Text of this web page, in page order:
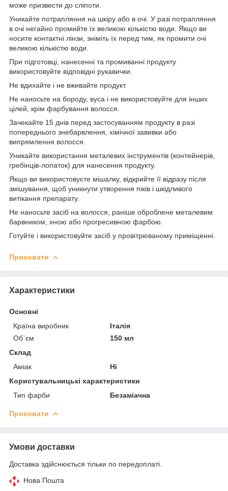
може призвести до сліпоти.
Уникайте потрапляння на шкіру або в очі. У разі потрапляння
в очі негайно промийте їх великою кількістю води. Якщо ви
носите контактні лінзи, зніміть їх перед тим, як промити очі
великою кількістю води.
При підготовці, нанесенні та промиванні продукту
використовуйте відповідні рукавички.
Не вдихайте і не вживайте продукт.
Не наносьте на бороду, вуса і не використовуйте для інших
цілей, крім фарбування волосся.
Зачекайте 15 днів перед застосуванням продукту в разі
попереднього знебарвлення, хімічної завивки або
випрямлення волосся.
Уникайте використання металевих інструментів (контейнерів,
гребінців-лопаток) для нанесення продукту.
Якщо ви використовуєте мішалку, відкрийте її відразу після
змішування, щоб уникнути утворення піків і шкідливого
витікання препарату.
Не наносьте засіб на волосся, раніше оброблене металевим
барвником, хною або прогресивною фарбою.
Готуйте і використовуйте засіб у провітрюваному приміщенні.
Приховати
Характеристики
Основні
Країна виробник
Італія
Об`єм
150 мл
Склад
Аміак
Ні
Користувальницькі характеристики
Тип фарби
Безаміачна
Приховати
Умови доставки
Доставка здійснюється тільки по передоплаті.
Нова Пошта